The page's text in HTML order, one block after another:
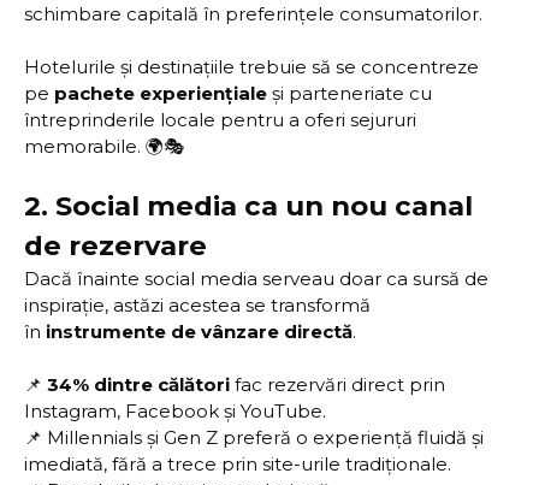
schimbare capitală în preferințele consumatorilor.
Hotelurile și destinațiile trebuie să se concentreze
pe pachete experiențiale și parteneriate cu
întreprinderile locale pentru a oferi sejururi
memorabile. 🌍🎭
2. Social media ca un nou canal
de rezervare
Dacă înainte social media serveau doar ca sursă de
inspirație, astăzi acestea se transformă
în instrumente de vânzare directă.
📌 34% dintre călători fac rezervări direct prin
Instagram, Facebook și YouTube.
📌 Millennials și Gen Z preferă o experiență fluidă și
imediată, fără a trece prin site-urile tradiționale.